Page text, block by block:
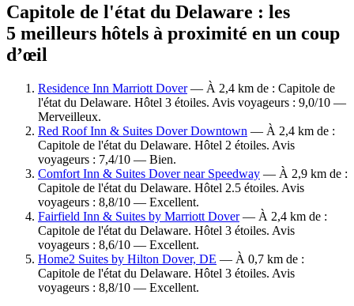
Capitole de l'état du Delaware : les
5 meilleurs hôtels à proximité en un coup
d’œil
Residence Inn Marriott Dover— À 2,4 km de : Capitole de
l'état du Delaware. Hôtel 3 étoiles. Avis voyageurs : 9,0/10 —
Merveilleux.
Red Roof Inn & Suites Dover Downtown — À 2,4 km de :
Capitole de l'état du Delaware. Hôtel 2 étoiles. Avis
voyageurs : 7,4/10 — Bien.
Comfort Inn & Suites Dover near Speedway — À 2,9 km de :
Capitole de l'état du Delaware. Hôtel 2.5 étoiles. Avis
voyageurs : 8,8/10 — Excellent.
Fairfield Inn & Suites by Marriott Dover— À 2,4 km de :
Capitole de l'état du Delaware. Hôtel 3 étoiles. Avis
voyageurs : 8,6/10 — Excellent.
Home2 Suites by Hilton Dover, DE — À 0,7 km de :
Capitole de l'état du Delaware. Hôtel 3 étoiles. Avis
voyageurs : 8,8/10 — Excellent.